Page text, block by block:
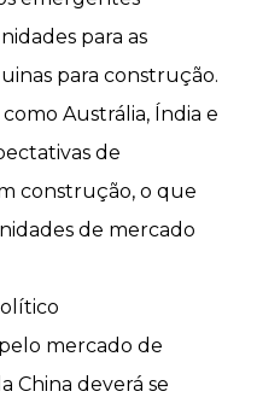
para as
para construção.
Austrália, Índia e
de
construção, o que
de mercado
mercado de
China deverá se